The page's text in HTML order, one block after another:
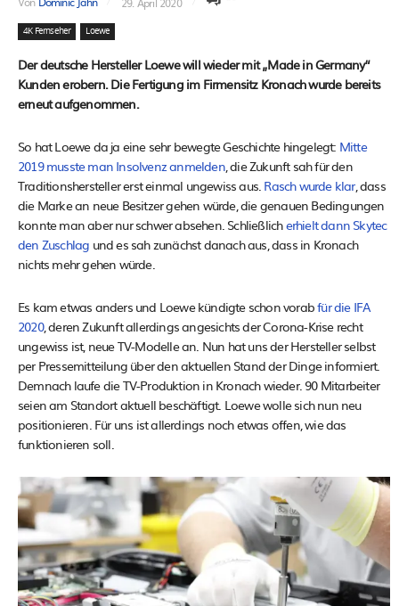
4K Fernseher Loewe
Der deutsche Hersteller Loewe will wieder mit „Made in Germany“
Kunden erobern. Die Fertigung im Firmensitz Kronach wurde bereits
erneut aufgenommen.
So hat Loewe da ja eine sehr bewegte Geschichte hingelegt: Mitte
2019 musste man Insolvenz anmelden, die Zukunft sah für den
Traditionshersteller erst einmal ungewiss aus. Rasch wurde klar, dass
die Marke an neue Besitzer gehen würde, die genauen Bedingungen
konnte man aber nur schwer absehen. Schließlicherhielt dann Skytec
den Zuschlag und es sah zunächst danach aus, dass in Kronach
nichts mehr gehen würde.
Es kam etwas anders und Loewe kündigte schon vorabfür die IFA
2020, deren Zukunft allerdings angesichts der Corona-Krise recht
ungewiss ist, neue TV-Modelle an. Nun hat uns der Hersteller selbst
per Pressemitteilung über den aktuellen Stand der Dinge informiert.
Demnach laufe die TV-Produktion in Kronach wieder. 90 Mitarbeiter
seien am Standort aktuell beschäftigt. Loewe wolle sich nun neu
positionieren. Für uns ist allerdings noch etwas offen, wie das
funktionieren soll.